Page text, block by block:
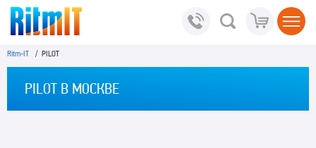
Ritm-IT / PILOT
PILOT В МОСКВЕ